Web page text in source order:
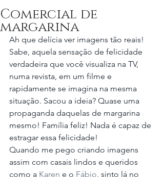
Comercial de
margarina
Ah que delícia ver imagens tão reais!
Sabe, aquela sensação de felicidade
verdadeira que você visualiza na TV,
numa revista, em um filme e
rapidamente se imagina na mesma
situação. Sacou a ideia? Quase uma
propaganda daquelas de margarina
mesmo! Família feliz! Nada é capaz de
estragar essa felicidade!
Quando me pego criando imagens
assim com casais lindos e queridos
como a Karen e o Fábio, sinto lá no